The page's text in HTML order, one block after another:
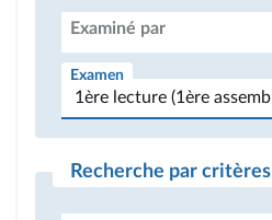
Examiné par
Examen
Recherche par critères